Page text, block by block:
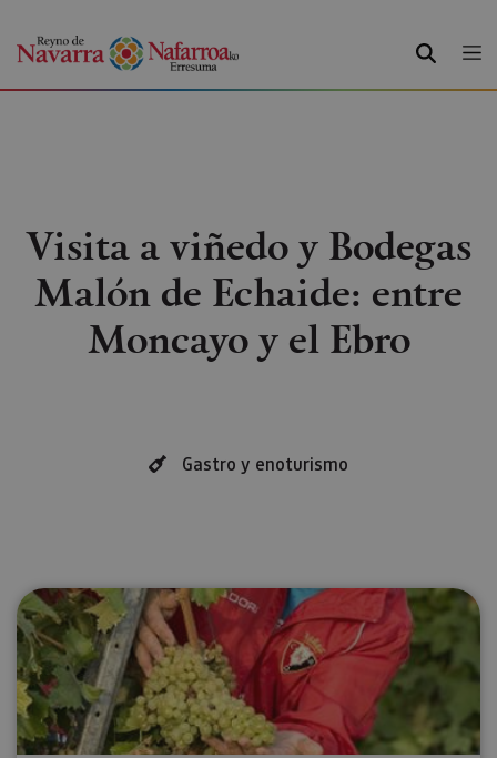
BUSCAR
Visita a viñedo y Bodegas
Malón de Echaide: entre
Moncayo y el Ebro
Gastro y enoturismo